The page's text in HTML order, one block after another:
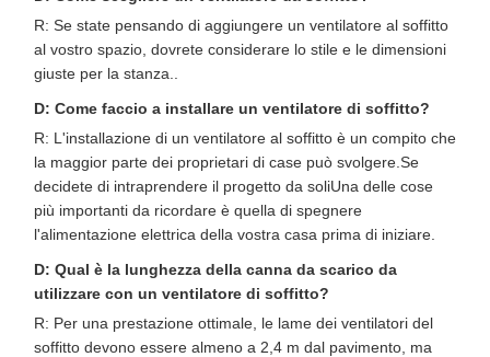
R: Se state pensando di aggiungere un ventilatore al soffitto
al vostro spazio, dovrete considerare lo stile e le dimensioni
giuste per la stanza..
D: Come faccio a installare un ventilatore di soffitto?
R: L'installazione di un ventilatore al soffitto è un compito che
la maggior parte dei proprietari di case può svolgere.Se
decidete di intraprendere il progetto da soliUna delle cose
più importanti da ricordare è quella di spegnere
l'alimentazione elettrica della vostra casa prima di iniziare.
D: Qual è la lunghezza della canna da scarico da
utilizzare con un ventilatore di soffitto?
R: Per una prestazione ottimale, le lame dei ventilatori del
soffitto devono essere almeno a 2,4 m dal pavimento, ma